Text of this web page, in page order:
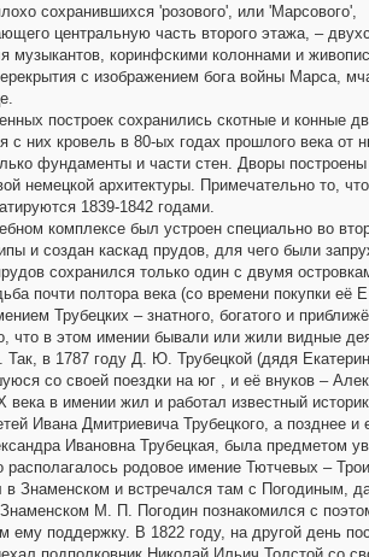
сохранившихся 'розового', или 'Марсового',
центральную часть второго этажа, –
музыкантов, коринфскими колоннами и
с изображением бога войны Марса,
построек сохранились скотные и конные
с них кровель в 80-ых годах прошлого века от
фундаменты и части стен. Дворы
немецкой архитектуры. Примечательно то,
1839-1842 годами.
комплексе был устроен специально во
и создан каскад прудов, для чего были
сохранился только один с двумя
почти полтора века (со времени покупки её
Трубецких – знатного, богатого и
что в этом имении бывали или жили видные
Так, в 1787 году Д. Ю. Трубецкой (дядя
со своей поездки на юг , и её внуков –
века в имении жил и работал известный
Ивана Дмитриевича Трубецкого, а позднее и
Ивановна Трубецкая, была предметом
располагалось родовое имение Тютчевых –
в Знаменском и встречался там с Погодиным,
М. П. Погодин познакомился с
ему поддержку. В 1822 году, на другой день